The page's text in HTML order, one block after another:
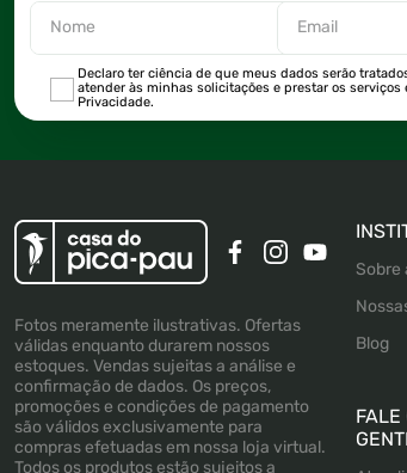
Declaro ter ciência de que meus dados serão
atender às minhas solicitações e prestar os
Privacidade.
Fotos meramente ilustrativas. Ofertas
válidas enquanto durarem nossos
estoques. Vendas sujeitas a análise e
confirmação de dados. Os preços,
promoções e condições de pagamento
são válidos exclusivamente para
compras efetuadas em nossa loja virtual.
Todos os produtos estão sujeitos a
Sobre
Blog
FALE